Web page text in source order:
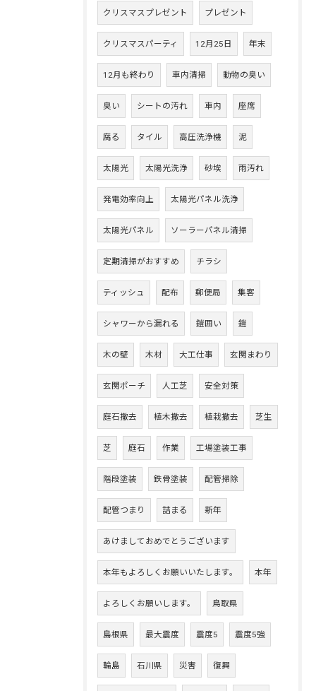
クリスマスプレゼント プレゼント
クリスマスパーティ 12月25日 年末
12月も終わり 車内清掃 動物の臭い
臭い シートの汚れ 車内 座席
腐る タイル 高圧洗浄機 泥
太陽光 太陽光洗浄 砂埃 雨汚れ
発電効率向上 太陽光パネル洗浄
太陽光パネル ソーラーパネル清掃
定期清掃がおすすめ チラシ
ティッシュ 配布 郵便局 集客
シャワーから漏れる 鎧囲い 鎧
木の壁 木材 大工仕事 玄関まわり
玄関ポーチ 人工芝 安全対策
庭石撤去 植木撤去 植栽撤去 芝生
芝 庭石 作業 工場塗装工事
階段塗装 鉄骨塗装 配管掃除
配管つまり 詰まる 新年
あけましておめでとうございます
本年もよろしくお願いいたします。 本年
よろしくお願いします。 鳥取県
島根県 最大震度 震度5 震度5強
輪島 石川県 災害 復興